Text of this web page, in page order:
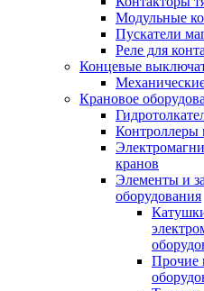
Модульные
Пускатели
Реле для
Концевые
Крановое
Контроллеры
кранов
Элементы и
оборудования
Прочие